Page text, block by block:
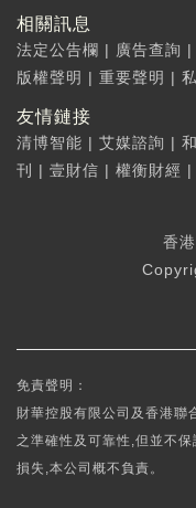
相關訊息
法定公告欄 | 廣告查詢 |
版權聲明 | 重要聲明 |
友情鏈接
清博智能 | 艾媒諮詢 |
刊
| 壹財信 | 權衡財經 |
香
免責聲明：
財華控股有限公司及香港聯
之準確性及可靠性,但並不
損失,本公司概不負責。